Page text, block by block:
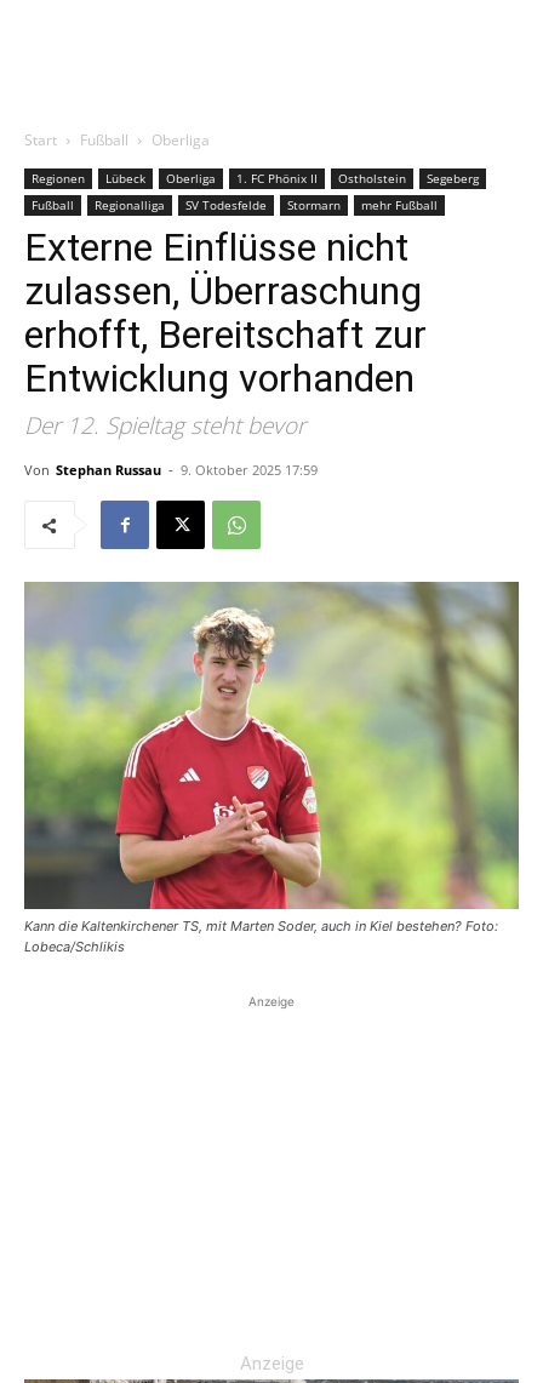
Start Fußball Oberliga
Regionen Lübeck Oberliga 1. FC Phönix II Ostholstein
Segeberg
Fußball
Regionalliga SV Todesfelde Stormarn mehr Fußball
Externe Einflüsse nicht
zulassen, Überraschung
erhofft, Bereitschaft zur
Entwicklung vorhanden
Der 12. Spieltag steht bevor
Von Stephan Russau - 9. Oktober 2025 17:59
Kann die Kaltenkirchener TS, mit Marten Soder, auch in Kiel bestehen? Foto:
Lobeca/Schlikis
Anzeige
Anzeige